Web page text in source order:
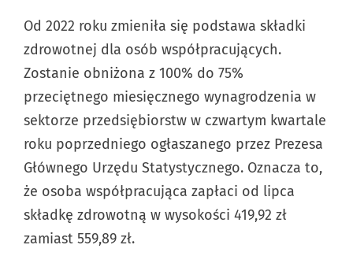
Od 2022 roku zmieniła się podstawa składki
zdrowotnej dla osób współpracujących.
Zostanie obniżona z 100% do 75%
przeciętnego miesięcznego wynagrodzenia w
sektorze przedsiębiorstw w czwartym kwartale
roku poprzedniego ogłaszanego przez Prezesa
Głównego Urzędu Statystycznego. Oznacza to,
że osoba współpracująca zapłaci od lipca
składkę zdrowotną w wysokości 419,92 zł
zamiast 559,89 zł.